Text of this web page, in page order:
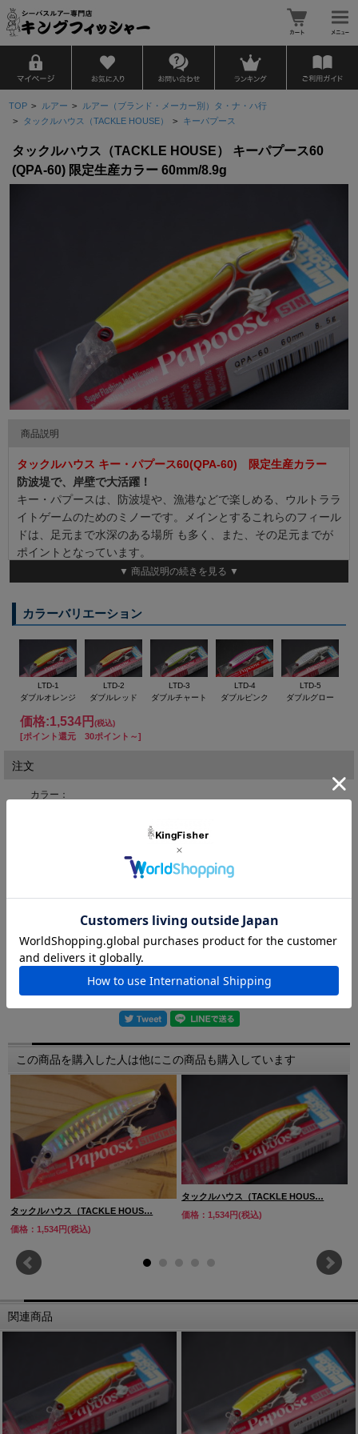
TOP > ルアー > ルアー（ブランド・メーカー別）タ・ナ・ハ行
> タックルハウス（TACKLE HOUSE） > キーパプース
タックルハウス（TACKLE HOUSE） キーパプース60
(QPA-60) 限定生産カラー 60mm/8.9g
商品説明
タックルハウス キー・パプース60(QPA-60) 限定生産カラー
防波堤で、岸壁で大活躍！
キー・パプースは、防波堤や、漁港などで楽しめる、ウルトララ
イトゲームのためのミノーです。メインとするこれらのフィール
ドは、足元まで水深のある場所 も多く、また、その足元までが
ポイントとなっています。
そのため、リップを含むボディ形状とヘビーウェイト設計により
2mなら2mの泳層、3mなら3m。」というように、ターゲットの
泳層にすばやく届き、しかもその泳層をはずさずに泳ぐよう設計
してあります。とくにカマス狙いでの実績が高く、各地から高評
価を頂いています。
▼ 商品説明の続きを見る ▼
カラーバリエーション
LTD-1
ダブルオレンジ
LTD-2
ダブルレッド
LTD-3
ダブルチャート
LTD-4
ダブルピンク
LTD-5
ダブルグロー
価格:1,534円 (税込)
[ポイント還元 30ポイント～]
注文
カラー：
個
友達にメールですすめる
この商品を購入した人は他にこの商品も購入しています
タックルハウス（TACKLE HOUS…
価格：1,534円(税込)
タックルハウス（TACKLE HOUS…
価格：1,534円(税込)
関連商品